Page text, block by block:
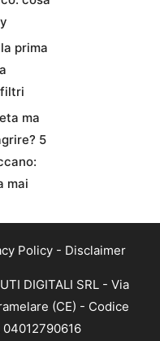
prima
ma
5
mai
Policy - Disclaimer
DIGITALI SRL - Via
(CE) - Codice